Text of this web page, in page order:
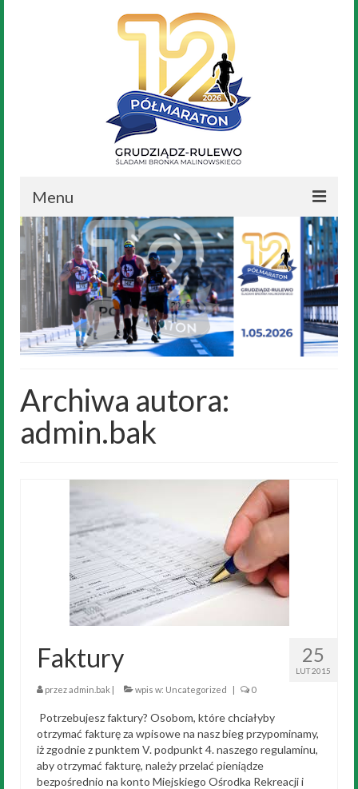
Menu
Aktualności
Nasz Bronek
Regulamin
Trasa Biegu
Wyniki
„Przeszkodowiec”
Noclegi
Biegi dzieci
Kontakt
Archiwa autora:
admin.bak
25
LUT 2015
Faktury
przezadmin.bak | wpis w: Uncategorized | 0
Potrzebujesz faktury? Osobom, które chciałyby
otrzymać fakturę za wpisowe na nasz bieg przypominamy,
iż zgodnie z punktem V. podpunkt 4. naszego regulaminu,
aby otrzymać fakturę, należy przelać pieniądze
bezpośrednio na konto Miejskiego Ośrodka Rekreacji i